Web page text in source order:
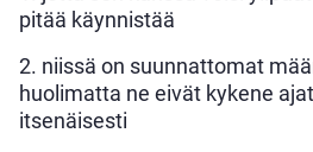
pitää käynnistää
2. niissä on suunnattomat
huolimatta ne eivät kykene
itsenäisesti